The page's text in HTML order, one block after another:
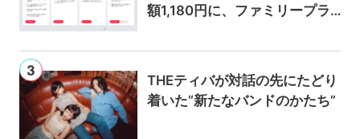
額1,180円に、ファミリープラ
THEティバが対話の先にたどり
着いた“新たなバンドのかたち”